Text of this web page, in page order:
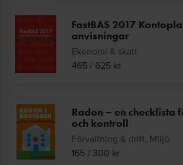
FastBAS 2017
anvisningar
Ekonomi & skatt
465/ 625 kr
Radon – en checklista
och kontroll
Förvaltning & drift, Miljö
165/ 300 kr